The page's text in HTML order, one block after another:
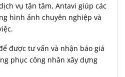
vụ tận tâm, Antavi giúp các
hình ảnh chuyên nghiệp và
được tư vấn và nhận báo giá
phục công nhân xây dựng